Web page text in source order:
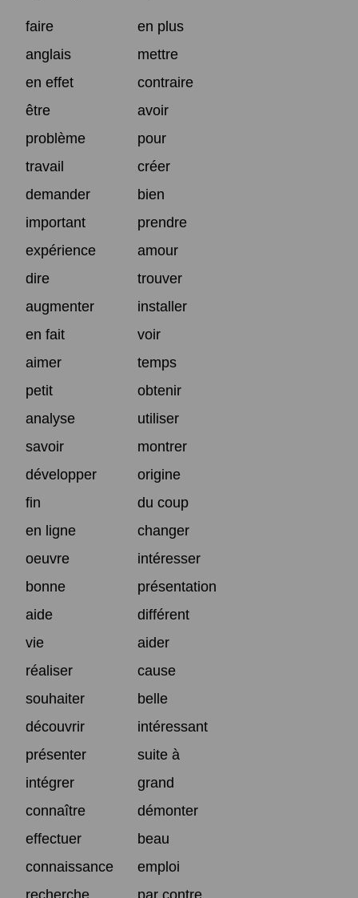
faire
en plus
anglais
mettre
en effet
contraire
être
avoir
problème
pour
travail
créer
demander
bien
important
prendre
expérience
amour
dire
trouver
augmenter
installer
en fait
voir
aimer
temps
petit
obtenir
analyse
utiliser
savoir
montrer
développer
origine
fin
du coup
en ligne
changer
oeuvre
intéresser
bonne
présentation
aide
différent
vie
aider
réaliser
cause
souhaiter
belle
découvrir
intéressant
présenter
suite à
intégrer
grand
connaître
démonter
effectuer
beau
connaissance
emploi
recherche
par contre